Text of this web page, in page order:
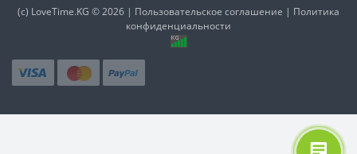
(c) LoveTime.KG © 2026 | Пользовательское соглашение | Политика
конфиденциальности